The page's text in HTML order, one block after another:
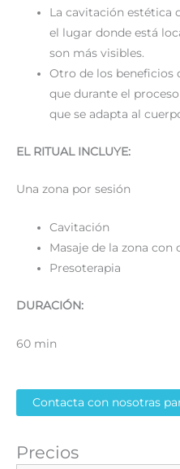
La cavitación estética
el lugar donde está
son más visibles.
Otro de los beneficios
que durante el
que se adapta al
EL RITUAL INCLUYE:
Una zona por sesión
Cavitación
Masaje de la zona
Presoterapia
DURACIÓN:
60 min
Contacta con nosotras
Precios